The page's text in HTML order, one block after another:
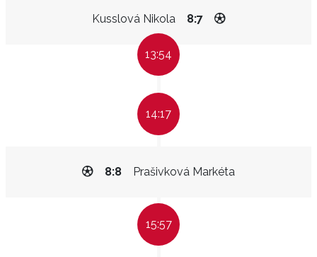
Kusslová Nikola 8:7
13:54
14:17
Prašivková Markéta
8:8
15:57